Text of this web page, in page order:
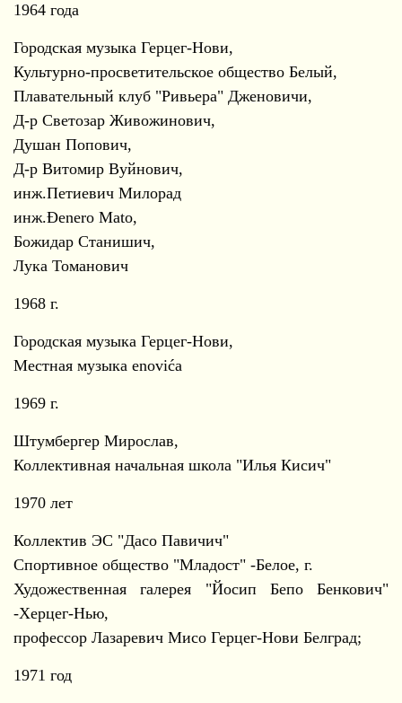
1964 года
Городская музыка Герцег-Нови,
Культурно-просветительское общество Белый,
Плавательный клуб "Ривьера" Дженовичи,
Д-р Светозар Живожинович,
Душан Попович,
Д-р Витомир Вуйнович,
инж.Петиевич Милорад
инж.Đenero Mato,
Божидар Станишич,
Лука Томанович
1968 г.
Городская музыка Герцег-Нови,
Местная музыка enovića
1969 г.
Штумбергер Мирослав,
Коллективная начальная школа "Илья Кисич"
1970 лет
Коллектив ЭС "Дасо Павичич"
Спортивное общество "Младост" -Белое, г.
Художественная галерея "Йосип Бепо Бенкович"
-Херцег-Нью,
профессор Лазаревич Мисо Герцег-Нови Белград;
1971 год